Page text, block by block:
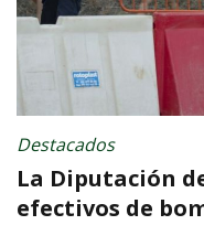
Destacados
La Diputación
efectivos de